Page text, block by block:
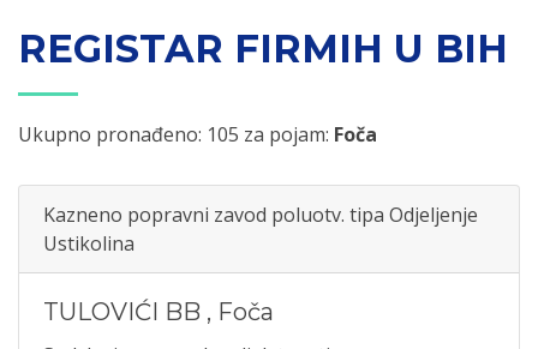
REGISTAR FIRMIH U BIH
Ukupno pronađeno: 105 za pojam: Foča
Kazneno popravni zavod poluotv. tipa Odjeljenje
Ustikolina
TULOVIĆI BB , Foča